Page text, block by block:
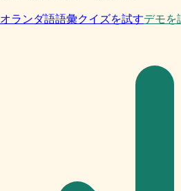
オランダ語語彙クイズを試すデモを